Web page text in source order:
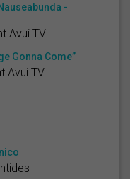
-
Avui TV
Gonna Come”
Avui TV